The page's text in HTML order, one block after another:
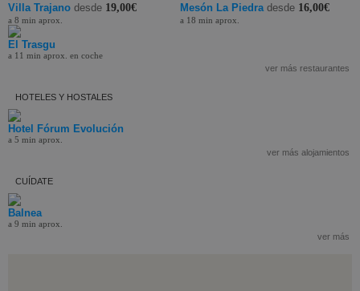
Villa Trajano desde 19,00€
a 8 min aprox.
Mesón La Piedradesde 16,00€
a 18 min aprox.
El Trasgu
a 11 min aprox. en coche
ver más restaurantes
HOTELES Y HOSTALES
Hotel Fórum Evolución
a 5 min aprox.
ver más alojamientos
CUÍDATE
Balnea
a 9 min aprox.
ver más